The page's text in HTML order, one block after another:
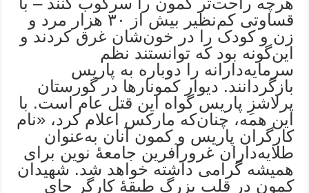
قساوتی کم‌نظیر بیش از ۳۰ هزار مرد و
زن و کودک را در خون‌شان غرق کردند و
این‌گونه بود که توانستند نظم
سرمایه‌دارانه را دوباره به پاریس
بازگردانند. دیوار کمونارها در گورستان
پرلاشزِ پاریس گواه این قتل عام است. با
این همه، چنان‌که مارکس اعلام کرد، «نام
کارگران پاریس و کمون آنان به‌عنوان
طلایه‌داران غرورآفرین جامعۀ نوین برای
همیشه گرامی داشته خواهد شد. شهیدان
کمون در قلب بزرگ طبقۀ کارگر جای